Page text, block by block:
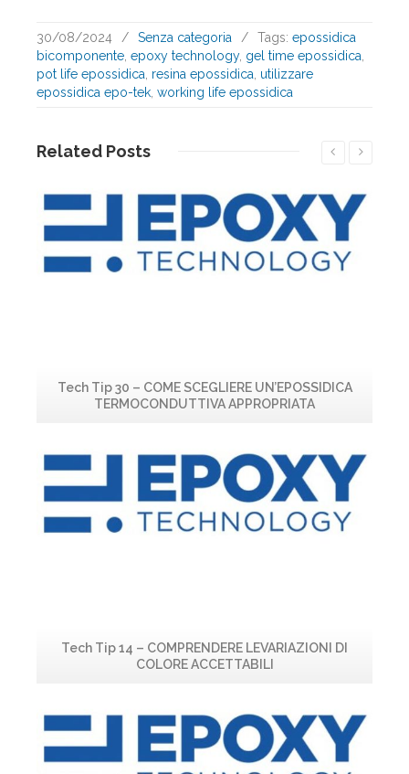
30/08/2024 / Senza categoria / Tags: epossidica
bicomponente epoxy technology, gel time epossidica
pot life epossidica resina epossidica utilizzare
epossidica epo-tek working life epossidica
Related Posts
Tech Tip 30 – COME SCEGLIERE UN’EPOSSIDICA
TERMOCONDUTTIVA APPROPRIATA
Tech Tip 14 – COMPRENDERE LEVARIAZIONI DI
COLORE ACCETTABILI